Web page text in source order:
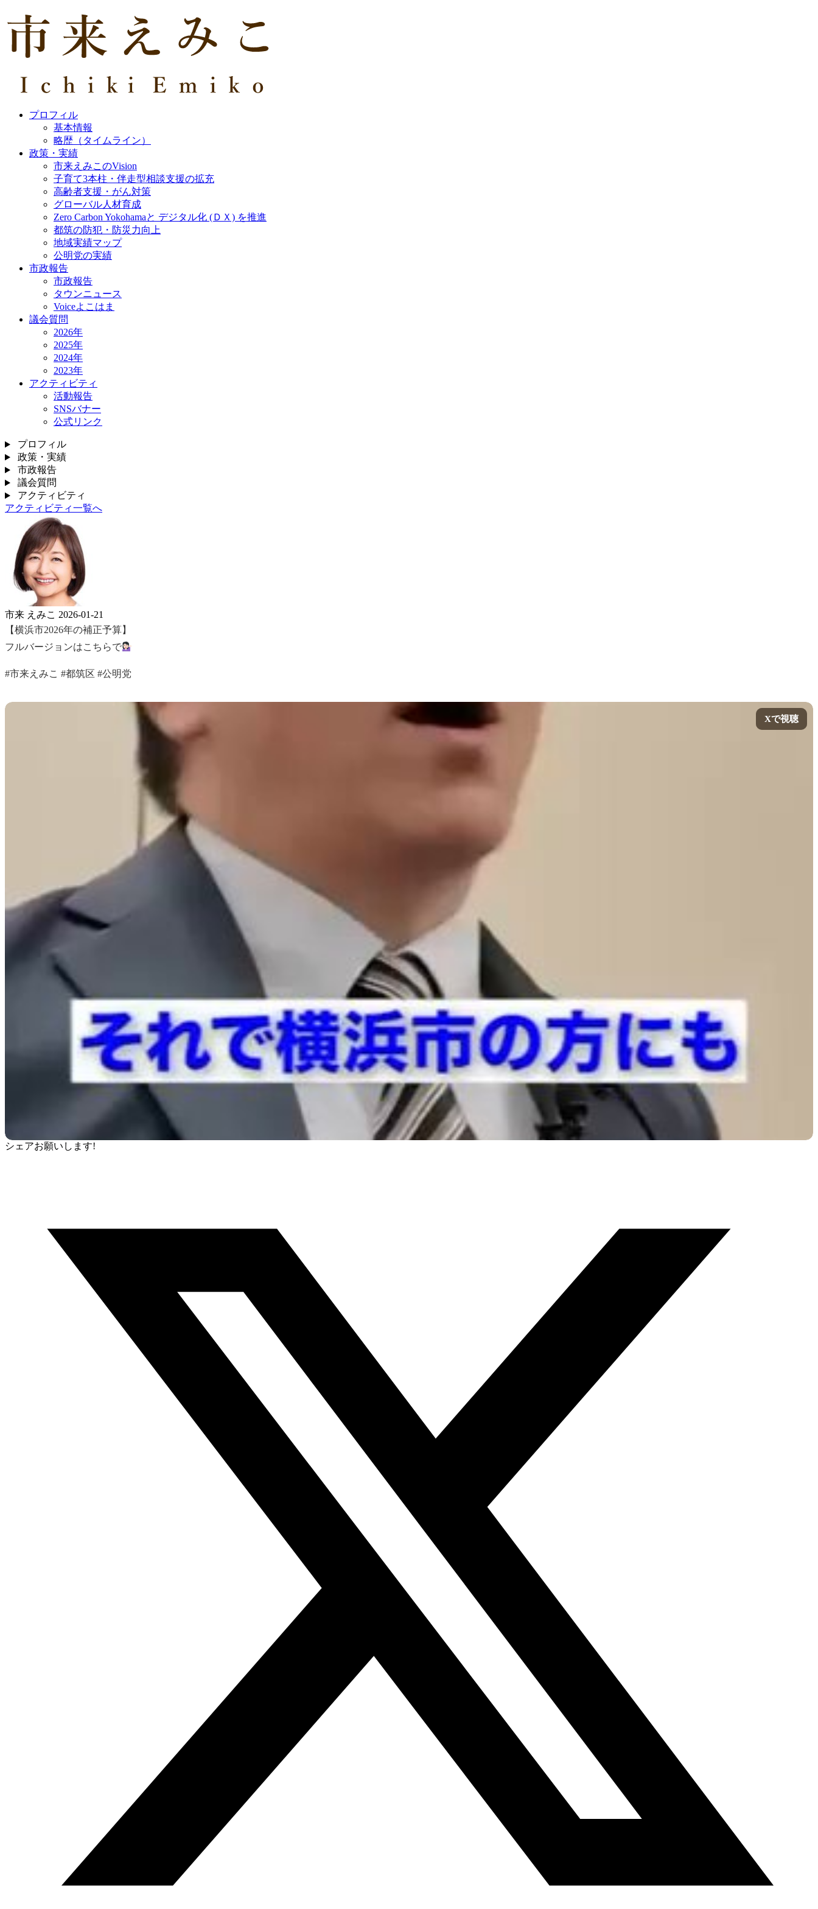
プロフィル
基本情報
略歴（タイムライン）
政策・実績
市来えみこのVision
子育て3本柱・伴走型相談支援の拡充
高齢者支援・がん対策
グローバル人材育成
Zero Carbon Yokohamaと デジタル化 (ＤＸ) を推進
都筑の防犯・防災力向上
地域実績マップ
公明党の実績
市政報告
市政報告
タウンニュース
Voiceよこはま
議会質問
2026年
2025年
2024年
2023年
アクティビティ
活動報告
SNSバナー
公式リンク
プロフィル
政策・実績
市政報告
議会質問
アクティビティ
アクティビティ一覧へ
市来 えみこ 2026-01-21
【横浜市2026年の補正予算】
フルバージョンはこちらで
#市来えみこ #都筑区 #公明党
Xで視聴
Xで視聴
シェアお願いします!